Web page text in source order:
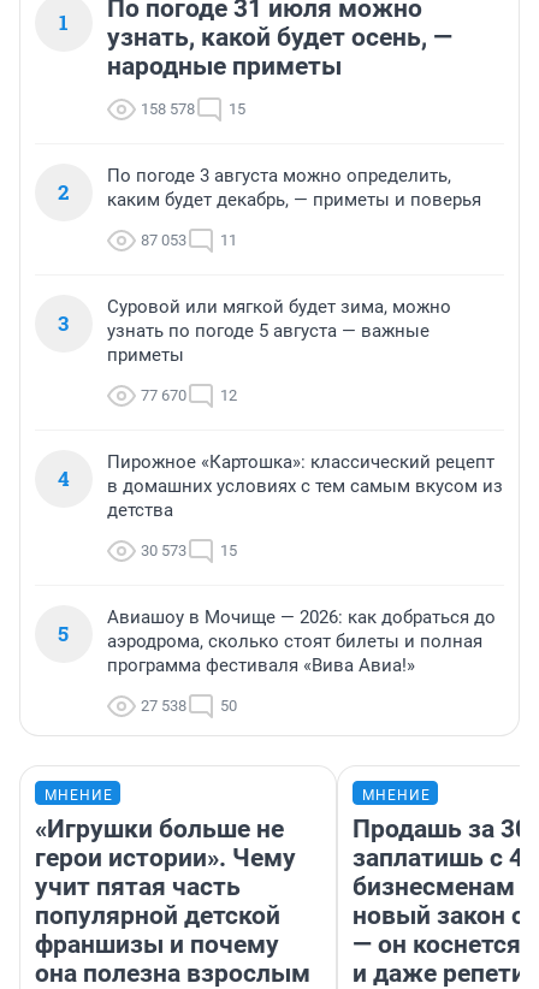
1
По погоде 31 июля можно
узнать, какой будет осень, —
народные приметы
158 578 15
2
По погоде 3 августа можно определить,
каким будет декабрь, — приметы и поверья
87 053 11
3
Суровой или мягкой будет зима, можно
узнать по погоде 5 августа — важные
приметы
77 670 12
4
Пирожное «Картошка»: классический рецепт
в домашних условиях с тем самым вкусом из
детства
30 573 15
5
Авиашоу в Мочище — 2026: как добраться до
аэродрома, сколько стоят билеты и полная
программа фестиваля «Вива Авиа!»
27 538 50
МНЕНИЕ
«Игрушки больше не
герои истории». Чему
учит пятая часть
популярной детской
франшизы и почему
она полезна взрослым
МНЕНИЕ
Продашь за
заплатишь с
бизнесменам
новый закон о
— он коснется
и даже